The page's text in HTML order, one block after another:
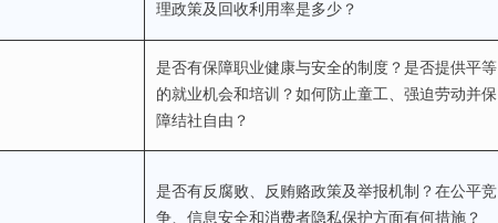
理政策及回收利用率是多少？
是否有保障职业健康与安全的制度？是否提供平等
的就业机会和培训？如何防止童工、强迫劳动并保
障结社自由？
是否有反腐败、反贿赂政策及举报机制？在公平竞
争、信息安全和消费者隐私保护方面有何措施？